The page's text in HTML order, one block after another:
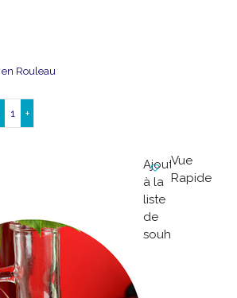
Rouleau
+
Ajouter
à la
liste
de
souhaits
Vue
Rapide